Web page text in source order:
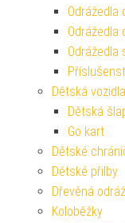
Odrážedla
Odrážedla
Odrážedla
Dětská vozidla
Dětská
Go kart
Dětské
Dětské přilby
Dřevěná
Koloběžky